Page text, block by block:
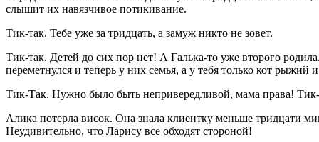
слышит их навязчивое потикивание.
Тик-так. Тебе уже за тридцать, а замуж никто не зовет.
Тик-так. Детей до сих пор нет! А Галька-то уже второго
переметнулся и теперь у них семья, а у тебя только кот рыжий
Тик-Так. Нужно было быть непривередливой, мама права!
Алика потерла висок. Она знала клиентку меньше тридцати
Неудивительно, что Ларису все обходят стороной!